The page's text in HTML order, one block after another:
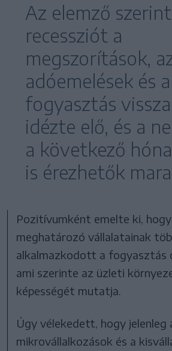
Az elemző
recessziót a
megszorítások,
adóemelések és a
fogyasztás
idézte elő, és a
a következő
is érezhetők
Pozitívumként emelte ki,
meghatározó vállalatainak
alkalmazkodott a fogyasztás
ami szerinte az üzleti
képességét mutatja.
Úgy vélekedett, hogy jelenleg
mikrovállalkozások és a